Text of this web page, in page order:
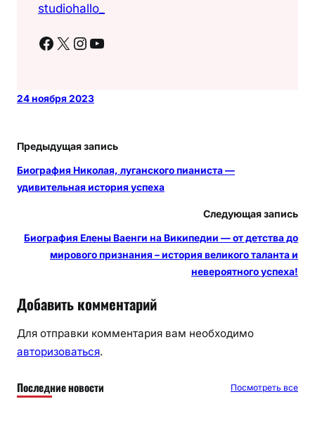
studiohallo_
Facebook X Instagram YouTube
24 ноября 2023
Предыдущая запись
Биография Николая, луганского пианиста —
удивительная история успеха
Следующая запись
Биография Елены Ваенги на Википедии — от детства до
мирового признания – история великого таланта и
невероятного успеха!
Добавить комментарий
Для отправки комментария вам необходимо
авторизоваться.
Последние новости Посмотреть все